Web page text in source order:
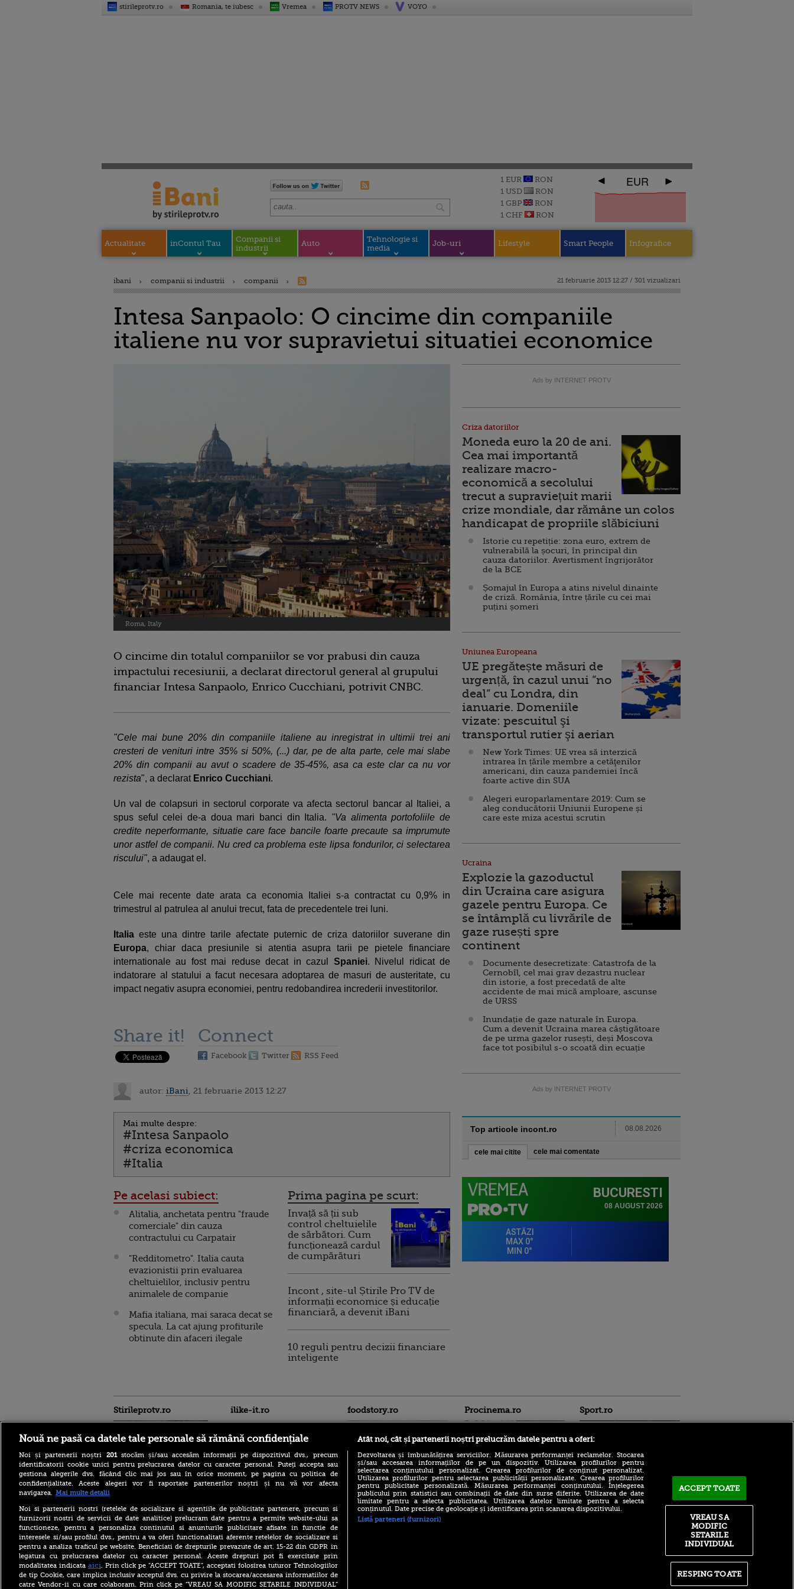
stirileprotv.ro Romania, te iubesc Vremea PROTV NEWS VOYO
1 EUR
RON
1 USD
RON
1 GBP
RON
1 CHF
RON
EUR
Actualitate inContul Tau
Companii si
industrii
Auto
Tehnologie si
media
Job-uri Lifestyle Smart People Infografice
ibani companii si industrii companii 21 februarie 2013 12:27 / 301 vizualizari
Intesa Sanpaolo: O cincime din companiile
italiene nu vor supravietui situatiei economice
Roma, Italy
O cincime din totalul companiilor se vor prabusi din cauza
impactului recesiunii, a declarat directorul general al grupului
financiar Intesa Sanpaolo, Enrico Cucchiani, potrivit CNBC.
"Cele mai bune 20% din companiile italiene au inregistrat in ultimii trei ani
cresteri de venituri intre 35% si 50%, (...) dar, pe de alta parte, cele mai slabe
20% din companii au avut o scadere de 35-45%, asa ca este clar ca nu vor
rezista", a declarat Enrico Cucchiani.
Un val de colapsuri in sectorul corporate va afecta sectorul bancar al Italiei, a
spus seful celei de-a doua mari banci din Italia. "Va alimenta portofoliile de
credite neperformante, situatie care face bancile foarte precaute sa imprumute
unor astfel de companii. Nu cred ca problema este lipsa fondurilor, ci selectarea
riscului", a adaugat el.
Cele mai recente date arata ca economia Italiei s-a contractat cu 0,9% in
trimestrul al patrulea al anului trecut, fata de precedentele trei luni.
Italia este una dintre tarile afectate puternic de criza datoriilor suverane din
Europa, chiar daca presiunile si atentia asupra tarii pe pietele financiare
internationale au fost mai reduse decat in cazul Spaniei. Nivelul ridicat de
indatorare al statului a facut necesara adoptarea de masuri de austeritate, cu
impact negativ asupra economiei, pentru redobandirea increderii investitorilor.
Share it! Connect
Facebook Twitter RSS Feed
autor: iBani , 21 februarie 2013 12:27
Mai multe despre:
#Intesa Sanpaolo
#criza economica
#Italia
Pe acelasi subiect:
Alitalia, anchetata pentru "fraude
comerciale" din cauza
contractului cu Carpatair
"Redditometro". Italia cauta
evazionistii prin evaluarea
cheltuielilor, inclusiv pentru
animalele de companie
Mafia italiana, mai saraca decat se
specula. La cat ajung profiturile
obtinute din afaceri ilegale
Prima pagina pe scurt:
Invață să ții sub
control cheltuielile
de sărbători. Cum
funcționează cardul
de cumpărături
Incont , site-ul Știrile Pro TV de
informații economice și educație
financiară, a devenit iBani
10 reguli pentru decizii financiare
inteligente
Ads by INTERNET PROTV
Criza datoriilor
Moneda euro la 20 de ani.
Cea mai importantă
realizare macro-
economică a secolului
trecut a supraviețuit marii
crize mondiale, dar rămâne un colos
handicapat de propriile slăbiciuni
Istorie cu repetiție: zona euro, extrem de
vulnerabilă la șocuri, în principal din
cauza datoriilor. Avertisment îngrijorător
de la BCE
Șomajul în Europa a atins nivelul dinainte
de criză. România, între țările cu cei mai
puțini șomeri
Uniunea Europeana
UE pregătește măsuri de
urgență, în cazul unui ”no
deal” cu Londra, din
ianuarie. Domeniile
vizate: pescuitul şi
transportul rutier şi aerian
New York Times: UE vrea să interzică
intrarea în țările membre a cetăţenilor
americani, din cauza pandemiei încă
foarte active din SUA
Alegeri europarlamentare 2019: Cum se
aleg conducătorii Uniunii Europene și
care este miza acestui scrutin
Ucraina
Explozie la gazoductul
din Ucraina care asigura
gazele pentru Europa. Ce
se întâmplă cu livrările de
gaze rusești spre
continent
Documente desecretizate: Catastrofa de la
Cernobîl, cel mai grav dezastru nuclear
din istorie, a fost precedată de alte
accidente de mai mică amploare, ascunse
de URSS
Inundație de gaze naturale în Europa.
Cum a devenit Ucraina marea câștigătoare
de pe urma gazelor rusești, deși Moscova
face tot posibilul s-o scoată din ecuație
Ads by INTERNET PROTV
Top articole incont.ro 08.08.2026
cele mai citite cele mai comentate
Stirileprotv.ro
rămas blocați în peretele
Văii Albe. Nu se poate
interveni cu elicopterul
Zelenski: Ucraina are un
acord cu SUA pentru
furnizarea lunară de rachete
Patriot, dar acestea nu sunt
suficiente
ilike-it.ro foodstory.ro
(P) Descoperă Lumea
Evenimentelor din România
cu Transilvania Events!
Procinema.ro
Nikolaj Coster-Waldau din
Urzeala Tronurilor și
Sport.ro
ACUM: Ipswich - Rayo
Vallecano 3-0, pe VOYO
Sport 1: greșeli în lanț la
echipa lui Andrei Rațiu!
Ioan Becali a șters pe jos cu
Nouă ne pasă ca datele tale personale să rămână confidențiale
Noi și partenerii noștri 201stocăm și/sau accesăm informații pe dispozitivul dvs., precum
identificatorii cookie unici pentru prelucrarea datelor cu caracter personal. Puteți accepta sau
gestiona alegerile dvs. făcând clic mai jos sau în orice moment, pe pagina cu politica de
confidențialitate. Aceste alegeri vor fi raportate partenerilor noștri și nu vă vor afecta
navigarea. Mai multe detalii
Noi si partenerii nostri (retelele de socializare si agentiile de publicitate partenere, precum si
furnizorii nostri de servicii de date analitice) prelucram date pentru a permite website-ului sa
functioneze, pentru a personaliza continutul si anunturile publicitare afisate in functie de
interesele si/sau profilul dvs., pentru a va oferi functionalitati aferente retelelor de socializare si
pentru a analiza traficul pe website. Beneficiati de drepturile prevazute de art. 15-22 din GDPR in
legatura cu prelucrarea datelor cu caracter personal. Aceste drepturi pot fi exercitate prin
modalitatea indicata aici. Prin click pe “ACCEPT TOATE”, acceptati folosirea tuturor Tehnologiilor
de tip Cookie, care implica inclusiv acceptul dvs. cu privire la stocarea/accesarea informatiilor de
catre Vendor-ii cu care colaboram. Prin click pe “VREAU SA MODIFIC SETARILE INDIVIDUAL”
Atât noi, cât și partenerii noștri prelucrăm datele pentru a oferi:
Dezvoltarea și îmbunătățirea serviciilor. Măsurarea performanței reclamelor. Stocarea
și/sau accesarea informațiilor de pe un dispozitiv. Utilizarea profilurilor pentru
selectarea conținutului personalizat. Crearea profilurilor de conținut personalizat.
Utilizarea profilurilor pentru selectarea publicității personalizate. Crearea profilurilor
pentru publicitate personalizată. Măsurarea performanței conținutului. Înțelegerea
publicului prin statistici sau combinații de date din surse diferite. Utilizarea de date
limitate pentru a selecta publicitatea. Utilizarea datelor limitate pentru a selecta
conținutul. Date precise de geolocație și identificarea prin scanarea dispozitivului.
Listă parteneri (furnizori)
ACCEPT TOATE
RESPING TOATE
VREAU SA
MODIFIC
SETARILE
INDIVIDUAL